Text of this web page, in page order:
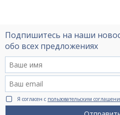
Подпишитесь на наши
обо всех предложениях
Я согласен с пользовательским